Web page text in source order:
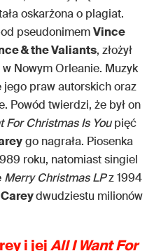
oskarżona o plagiat.
pseudonimemVince
& the Valiants, złożył
Nowym Orleanie. Muzyk
praw autorskich oraz
Powód twierdzi, że był on
For Christmas Is Youpięć
go nagrała. Piosenka
roku, natomiast singiel
Merry Christmas LPz 1994
Careydwudziestu milionów
i jejAll I Want For